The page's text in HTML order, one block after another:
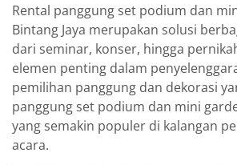
Rental panggung set podium dan
Bintang Jaya merupakan solusi
dari seminar, konser, hingga
elemen penting dalam
pemilihan panggung dan dekorasi
panggung set podium dan mini
yang semakin populer di kalangan
acara.